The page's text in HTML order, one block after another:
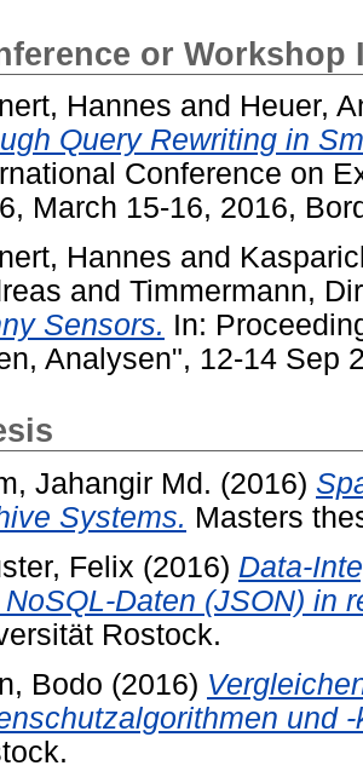
or Workshop
Hannes and Heuer,
Query Rewriting in
Conference on
March 15-16, 2016,
Hannes and
and Timmermann,
Sensors. In:
Analysen", 12-14 Sep
Jahangir Md. (2016)
Systems. Masters
Felix (2016) Data-
Daten (JSON) in
Rostock.
Bodo (2016)
und